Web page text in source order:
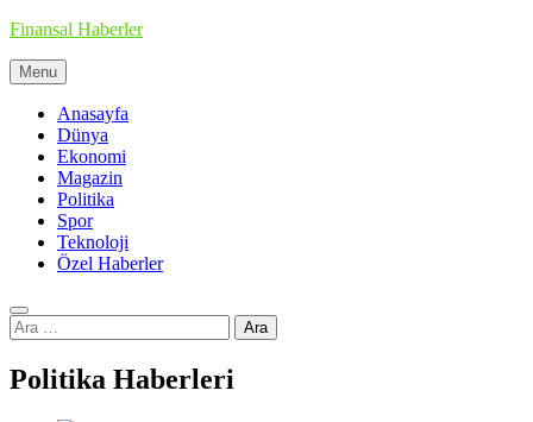
Skip
content
Finansal Haberler
Haberin doğru adresi
Menu
Anasayfa
Dünya
Ekonomi
Magazin
Politika
Spor
Teknoloji
Özel Haberler
Arama:
Politika Haberleri